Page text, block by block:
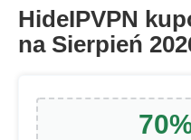
HideIPVPN
na Sierpień
70